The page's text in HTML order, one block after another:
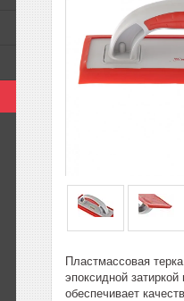
Пластмассовая
эпоксидной
обеспечивает